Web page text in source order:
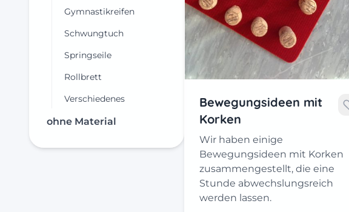
Gymnastikreifen
Schwungtuch
Springseile
Rollbrett
Verschiedenes
ohne Material
Bewegungsideen mit
Korken
Wir haben einige
Bewegungsideen mit Korken
zusammengestellt, die eine
Stunde abwechslungsreich
werden lassen.